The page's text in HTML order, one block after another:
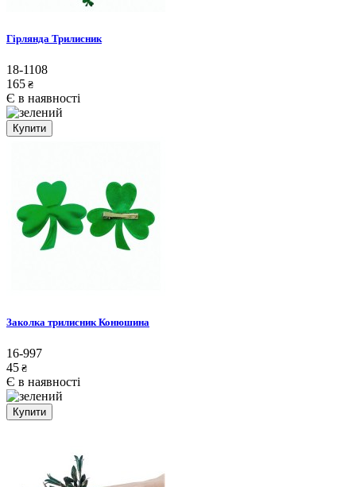
Гірлянда Трилисник
18-1108
165 ₴
Є в наявності
Купити
Заколка трилисник Конюшина
16-997
45 ₴
Є в наявності
Купити